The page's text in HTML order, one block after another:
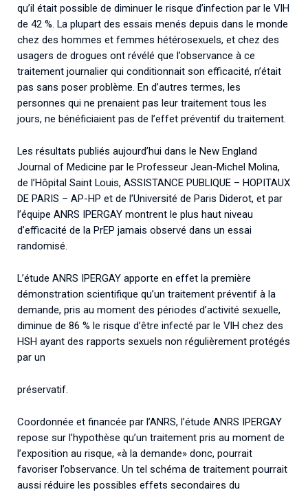
qu’il était possible de diminuer le risque d’infection par le VIH
de 42 %. La plupart des essais menés depuis dans le monde
chez des hommes et femmes hétérosexuels, et chez des
usagers de drogues ont révélé que l’observance à ce
traitement journalier qui conditionnait son efficacité, n’était
pas sans poser problème. En d’autres termes, les
personnes qui ne prenaient pas leur traitement tous les
jours, ne bénéficiaient pas de l’effet préventif du traitement.
Les résultats publiés aujourd’hui dans le New England
Journal of Medicine par le Professeur Jean-Michel Molina,
de l’Hôpital Saint Louis, ASSISTANCE PUBLIQUE – HOPITAUX
DE PARIS – AP-HP et de l’Université de Paris Diderot, et par
l’équipe ANRS IPERGAY montrent le plus haut niveau
d’efficacité de la PrEP jamais observé dans un essai
randomisé.
L’étude ANRS IPERGAY apporte en effet la première
démonstration scientifique qu’un traitement préventif à la
demande, pris au moment des périodes d’activité sexuelle,
diminue de 86 % le risque d’être infecté par le VIH chez des
HSH ayant des rapports sexuels non régulièrement protégés
par un
préservatif.
Coordonnée et financée par l’ANRS, l’étude ANRS IPERGAY
repose sur l’hypothèse qu’un traitement pris au moment de
l’exposition au risque, «à la demande» donc, pourrait
favoriser l’observance. Un tel schéma de traitement pourrait
aussi réduire les possibles effets secondaires du